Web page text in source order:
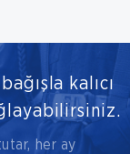
kalıcı
her ay